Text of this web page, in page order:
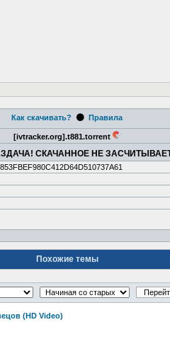
Как скачивать? ⚫ Правила
[ivtracker.org].t881.torrent
СКАЧАННОЕ НЕ
Похожие темы
(HD Video)